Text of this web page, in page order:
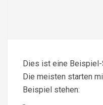
Dies ist eine
Die meisten starten
Beispiel stehen: